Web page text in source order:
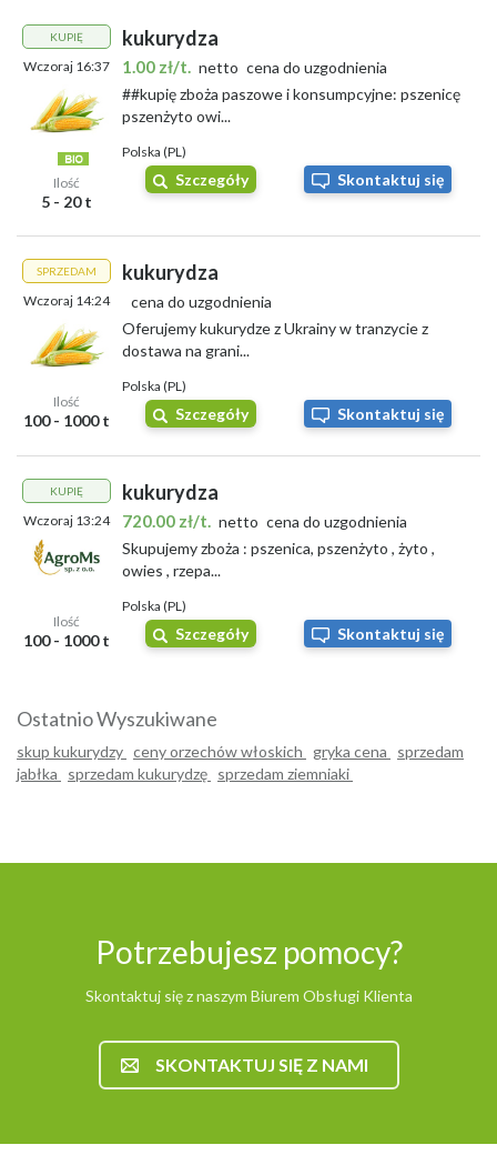
KUPIĘ
Wczoraj 16:37
Ilość
5 - 20 t
kukurydza
1.00 zł/t. netto cena do uzgodnienia
##kupię zboża paszowe i konsumpcyjne: pszenicę
pszenżyto owi...
Polska (PL)
Szczegóły Skontaktuj się
SPRZEDAM
Wczoraj 14:24
Ilość
100 - 1000 t
kukurydza
cena do uzgodnienia
Oferujemy kukurydze z Ukrainy w tranzycie z
dostawa na grani...
Polska (PL)
Szczegóły Skontaktuj się
KUPIĘ
Wczoraj 13:24
Ilość
100 - 1000 t
kukurydza
720.00 zł/t. netto cena do uzgodnienia
Skupujemy zboża : pszenica, pszenżyto , żyto ,
owies , rzepa...
Polska (PL)
Szczegóły Skontaktuj się
Ostatnio Wyszukiwane
skup kukurydzy ceny orzechów włoskich gryka cena
sprzedam
jabłka
sprzedam kukurydzę sprzedam ziemniaki
Potrzebujesz pomocy?
Skontaktuj się z naszym Biurem Obsługi Klienta
SKONTAKTUJ SIĘ Z NAMI